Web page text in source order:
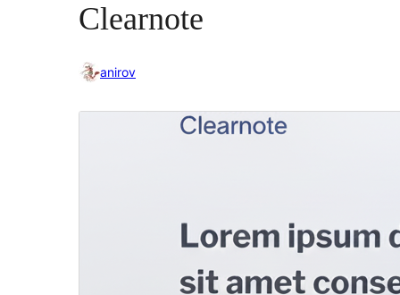
Clearnote
anirov